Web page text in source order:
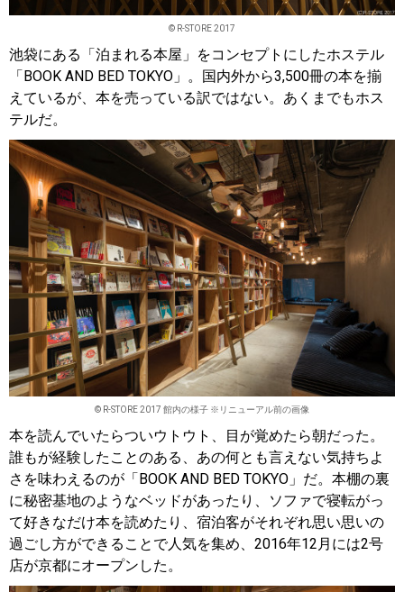
© R-STORE 2017
池袋にある「泊まれる本屋」をコンセプトにしたホステル
「BOOK AND BED TOKYO」。国内外から3,500冊の本を揃
えているが、本を売っている訳ではない。あくまでもホス
テルだ。
© R-STORE 2017 館内の様子 ※リニューアル前の画像
本を読んでいたらついウトウト、目が覚めたら朝だった。
誰もが経験したことのある、あの何とも言えない気持ちよ
さを味わえるのが「BOOK AND BED TOKYO」だ。本棚の裏
に秘密基地のようなベッドがあったり、ソファで寝転がっ
て好きなだけ本を読めたり、宿泊客がそれぞれ思い思いの
過ごし方ができることで人気を集め、2016年12月には2号
店が京都にオープンした。